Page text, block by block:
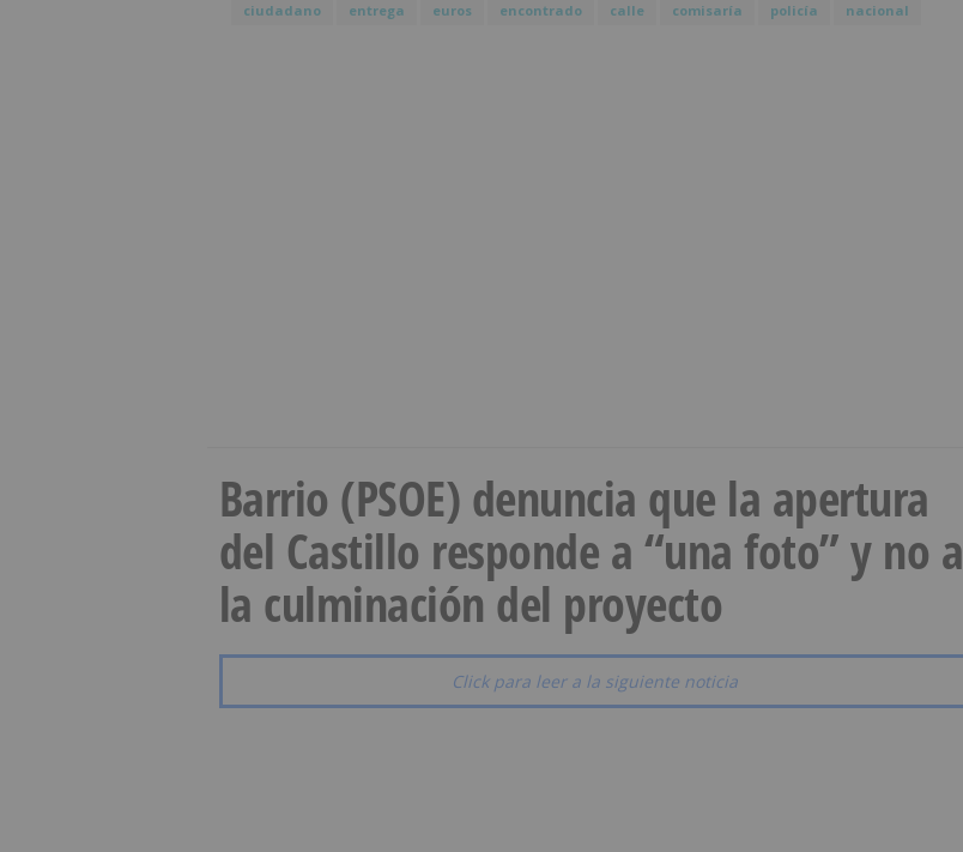
ciudadano entrega euros encontrado calle comisaría policía nacional
Barrio (PSOE) denuncia que la apertura
del Castillo responde a “una foto” y no a
la culminación del proyecto
Click para leer a la siguiente noticia